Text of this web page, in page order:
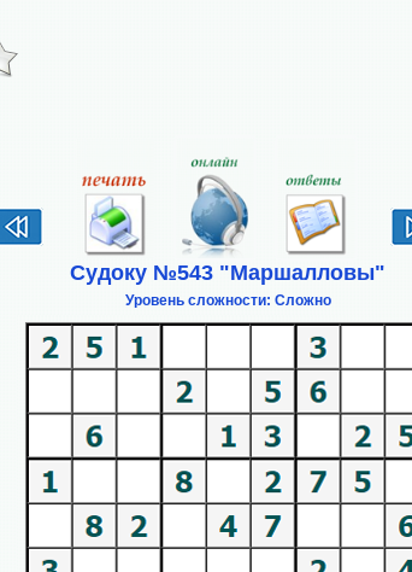
Судоку №543 "Маршалловы"
Уровень сложности: Сложно